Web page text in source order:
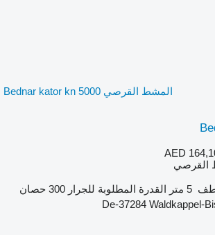
المشط القرصي Bednar kator kn 5000
AED
القرصي
5 متر القدرة المطلوبة للجرار 300 حصان